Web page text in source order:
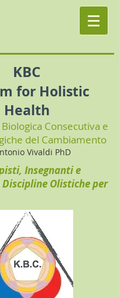
KBC
for Holistic
Health
Consecutiva e
del Cambiamento
Vivaldi PhD
Insegnanti e
Olistiche per